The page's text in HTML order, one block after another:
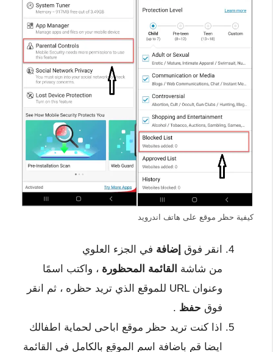
كيفية حظر موقع على هاتف اندرويد
انقر فوق إضافة في الجزء العلوي
من شاشة القائمة المحظورة ، واكتب اسمًا
وعنوان URL للموقع الذي تريد حظره ، ثم انقر
فوق حفظ .
اذا كنت تريد حظر موقع اباحى لحماية اطفالك
ايضا قم باضافة اسم الموقع بالكامل فى القائمة